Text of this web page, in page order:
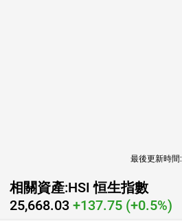
最後更新時間:
相關資產:HSI 恒生指數
25,668.03 +137.75 (+0.5%)